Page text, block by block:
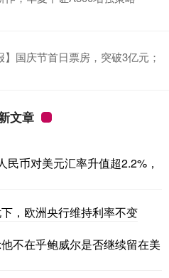
国庆节首日票房，突破3亿元；
文章
币对美元汇率升值超2.2%，
，欧洲央行维持利率不变
不在乎鲍威尔是否继续留在美